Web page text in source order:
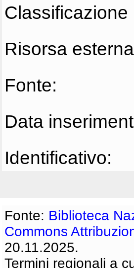
Classificazione
Risorsa
Fonte:
Data
Identificativo:
Fonte: Biblioteca
Commons
20.11.2025.
Termini regionali a